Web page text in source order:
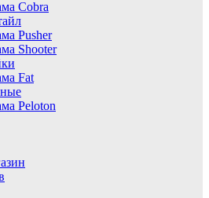
Cobra
Pusher
Shooter
Fat
Peloton